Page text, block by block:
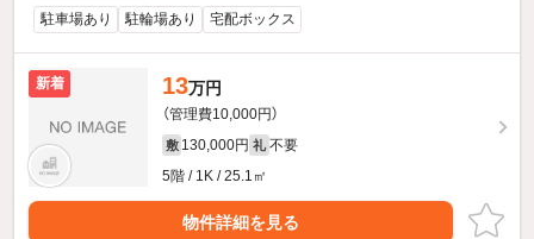
駐車場あり 駐輪場あり 宅配ボックス
新着 13万円
（管理費10,000円）
敷 130,000円 礼 不要
5階 / 1K / 25.1㎡
物件詳細を見る